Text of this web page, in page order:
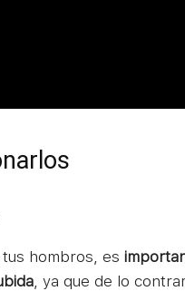
hombros, es
, ya que de lo